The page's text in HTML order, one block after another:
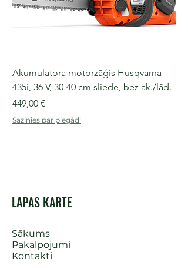
Akumulatora motorzāģis Husqvarna
435i, 36 V, 30-40 cm sliede, bez ak./lād.
Cena
449,00 €
Sazinies par piegādi
LAPAS KARTE
Sākums
Pakalpojumi
Kontakti